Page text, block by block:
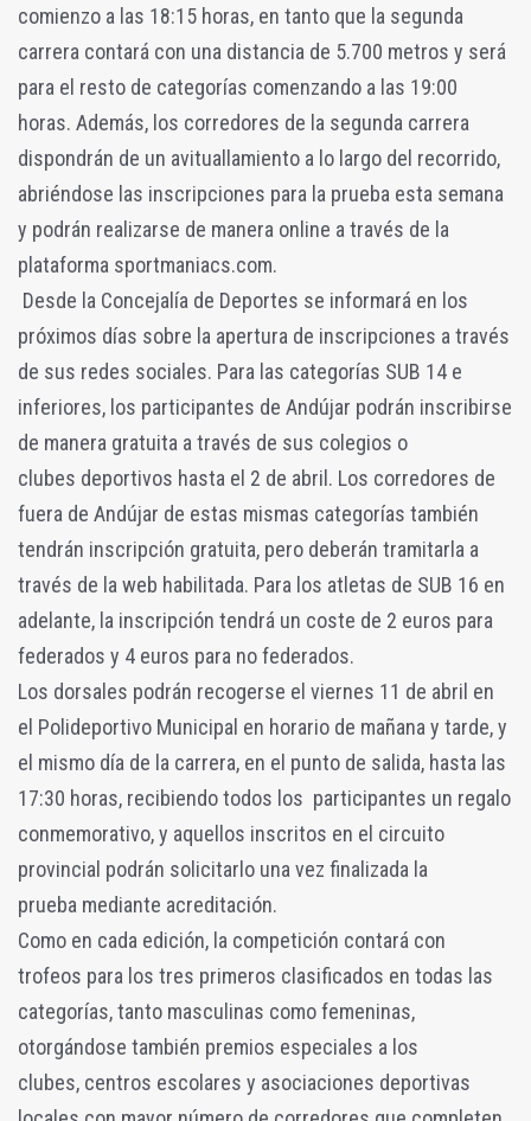
comienzo a las 18:15 horas, en tanto que la segunda
carrera contará con una distancia de 5.700 metros y será
para el resto de categorías comenzando a las 19:00
horas. Además, los corredores de la segunda carrera
dispondrán de un avituallamiento a lo largo del recorrido,
abriéndose las inscripciones para la prueba esta semana
y podrán realizarse de manera online a través de la
plataforma sportmaniacs.com.
Desde la Concejalía de Deportes se informará en los
próximos días sobre la apertura de inscripciones a través
de sus redes sociales. Para las categorías SUB 14 e
inferiores, los participantes de Andújar podrán inscribirse
de manera gratuita a través de sus colegios o
clubes deportivos hasta el 2 de abril. Los corredores de
fuera de Andújar de estas mismas categorías también
tendrán inscripción gratuita, pero deberán tramitarla a
través de la web habilitada. Para los atletas de SUB 16 en
adelante, la inscripción tendrá un coste de 2 euros para
federados y 4 euros para no federados.
Los dorsales podrán recogerse el viernes 11 de abril en
el Polideportivo Municipal en horario de mañana y tarde, y
el mismo día de la carrera, en el punto de salida, hasta las
17:30 horas, recibiendo todos los participantes un regalo
conmemorativo, y aquellos inscritos en el circuito
provincial podrán solicitarlo una vez finalizada la
prueba mediante acreditación.
Como en cada edición, la competición contará con
trofeos para los tres primeros clasificados en todas las
categorías, tanto masculinas como femeninas,
otorgándose también premios especiales a los
clubes, centros escolares y asociaciones deportivas